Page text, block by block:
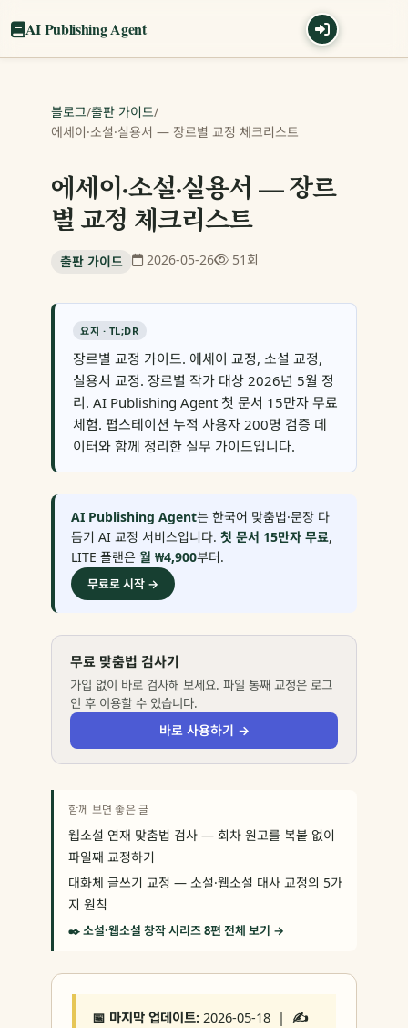
AI Publishing Agent
블로그/출판 가이드/
에세이·소설·실용서 — 장르별 교정 체크리스트
에세이·소설·실용서 — 장르
별 교정 체크리스트
출판 가이드 2026-05-26 51회
요지 · TL;DR
장르별 교정 가이드. 에세이 교정, 소설 교정,
실용서 교정. 장르별 작가 대상 2026년 5월 정
리. AI Publishing Agent 첫 문서 15만자 무료
체험. 펍스테이션 누적 사용자 200명 검증 데
이터와 함께 정리한 실무 가이드입니다.
AI Publishing Agent는 한국어 맞춤법·문장 다
듬기 AI 교정 서비스입니다. 첫 문서 15만자 무료,
LITE 플랜은 월 ₩4,900부터.
무료로 시작 →
무료 맞춤법 검사기
가입 없이 바로 검사해 보세요. 파일 통째 교정은 로그
인 후 이용할 수 있습니다.
바로 사용하기 →
함께 보면 좋은 글
웹소설 연재 맞춤법 검사 — 회차 원고를 복붙 없이
파일째 교정하기
대화체 글쓰기 교정 — 소설·웹소설 대사 교정의 5가
지 원칙
✒️ 소설·웹소설 창작 시리즈 8편 전체 보기 →
📅 마지막 업데이트: 2026-05-18 | ✍️